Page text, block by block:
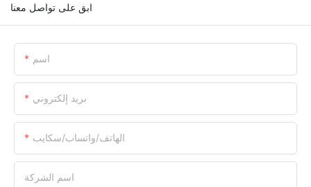
ابق على تواصل معنا
اسم
بريد إلكتروني
الهاتف/واتساب/سكايب
اسم الشركة